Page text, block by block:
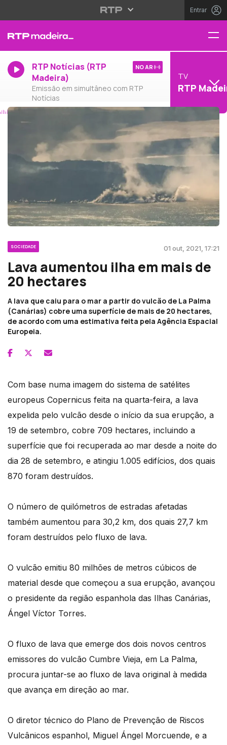
Entrar
RTP Notícias (RTP
Madeira)
Emissão em simultâneo com RTP
Notícias
NO AR
TV
RTP
SOCIEDADE 01 out, 2021, 17:21
Lava aumentou ilha em mais de
20 hectares
A lava que caiu para o mar a partir do vulcão de La Palma
(Canárias) cobre uma superfície de mais de 20 hectares,
de acordo com uma estimativa feita pela Agência Espacial
Europeia.
Com base numa imagem do sistema de satélites
europeus Copernicus feita na quarta-feira, a lava
expelida pelo vulcão desde o início da sua erupção, a
19 de setembro, cobre 709 hectares, incluindo a
superfície que foi recuperada ao mar desde a noite do
dia 28 de setembro, e atingiu 1.005 edifícios, dos quais
870 foram destruídos.
O número de quilómetros de estradas afetadas
também aumentou para 30,2 km, dos quais 27,7 km
foram destruídos pelo fluxo de lava.
O vulcão emitiu 80 milhões de metros cúbicos de
material desde que começou a sua erupção, avançou
o presidente da região espanhola das Ilhas Canárias,
Ángel Víctor Torres.
O fluxo de lava que emerge dos dois novos centros
emissores do vulcão Cumbre Vieja, em La Palma,
procura juntar-se ao fluxo de lava original à medida
que avança em direção ao mar.
O diretor técnico do Plano de Prevenção de Riscos
Vulcânicos espanhol, Miguel Ángel Morcuende, e a